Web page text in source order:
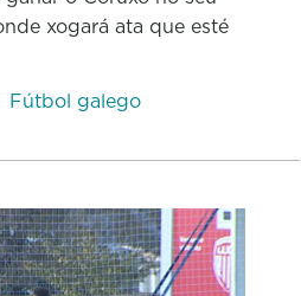
xogará ata que esté
Fútbol galego